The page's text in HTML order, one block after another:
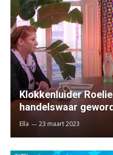
Klokkenluider
handelswaar
Ella 23 maart 2023